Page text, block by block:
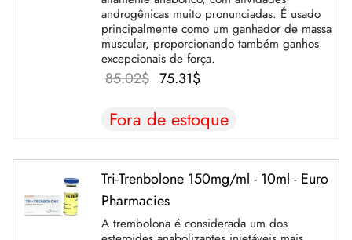
androgênicas muito pronunciadas. É usado
principalmente como um ganhador de massa
muscular, proporcionando também ganhos
excepcionais de força.
85.02$ O
original
85.02$.
75.31$
atual é:
Fora de estoque
Tri-Trenbolone 150mg/ml - 10ml - Euro
Pharmacies
A trembolona é considerada um dos
/ GENETIC 🇪🇺
/ PHARMACOM INT. 🌍
De Estenbolona
(Estanozolol) Oral